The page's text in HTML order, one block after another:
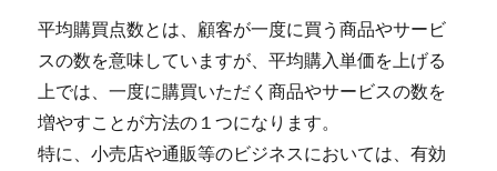
平均購買点数とは、顧客が一度に買う商品やサービ
スの数を意味していますが、平均購入単価を上げる
上では、一度に購買いただく商品やサービスの数を
増やすことが方法の１つになります。
特に、小売店や通販等のビジネスにおいては、有効